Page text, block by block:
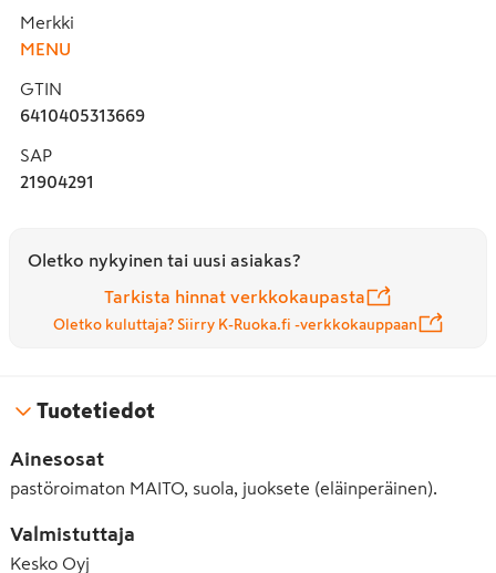
Merkki
MENU
GTIN
6410405313669
SAP
21904291
Oletko nykyinen tai uusi asiakas?
Tarkista hinnat verkkokaupasta
Oletko kuluttaja? Siirry K-Ruoka.fi -verkkokauppaan
Tuotetiedot
Ainesosat
pastöroimaton MAITO, suola, juoksete (eläinperäinen).
Valmistuttaja
Kesko Oyj